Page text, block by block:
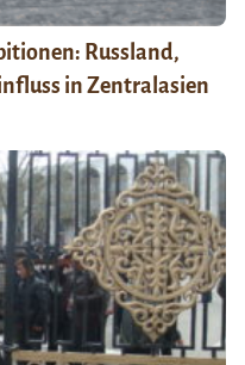
Russland,
in Zentralasien